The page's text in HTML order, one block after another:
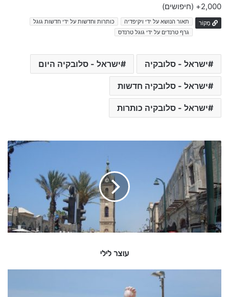
2,000+ (חיפושים)
מָקוֹר תאור הנושא על ידי ויקיפדיה
כותרות וחדשות על ידי חדשות גוגל
גרף טרנדים על ידי גוגל טרנדס
ישראל - סלובקיה ישראל - סלובקיה היום
ישראל - סלובקיה חדשות
ישראל - סלובקיה כותרות
ע
ו
ר
ל
י
ל
י
עוצר לילי